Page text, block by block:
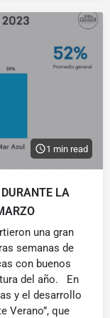
1 min read
LA
una gran
semanas de
con buenos
del año. En
y el desarrollo
Verano”, que